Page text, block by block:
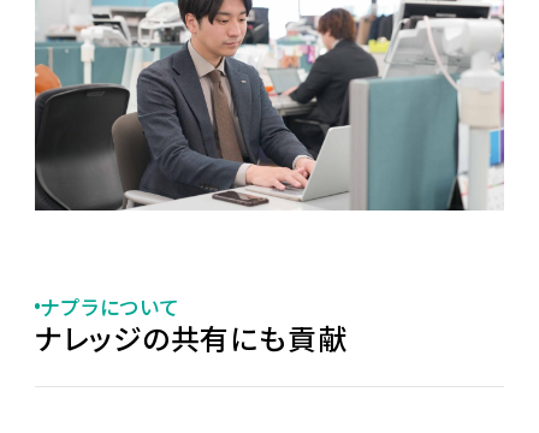
ナプラについて
ナレッジの共有にも貢献